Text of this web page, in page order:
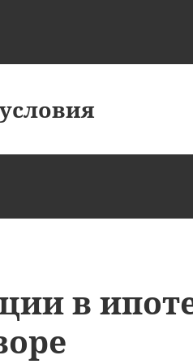
условия
в